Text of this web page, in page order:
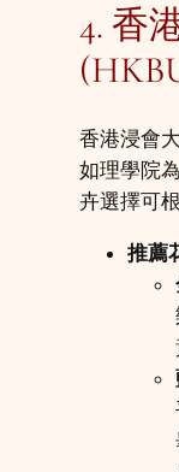
4. 香
香港浸會
如理學院
卉選擇可
推薦